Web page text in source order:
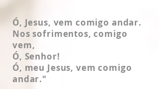
Ó, Jesus, vem comigo andar.
Nos sofrimentos, comigo
vem,
​Ó, Senhor!
Ó, meu Jesus, vem comigo
andar."